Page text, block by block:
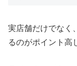
実店舗だけでなく、
るのがポイント高